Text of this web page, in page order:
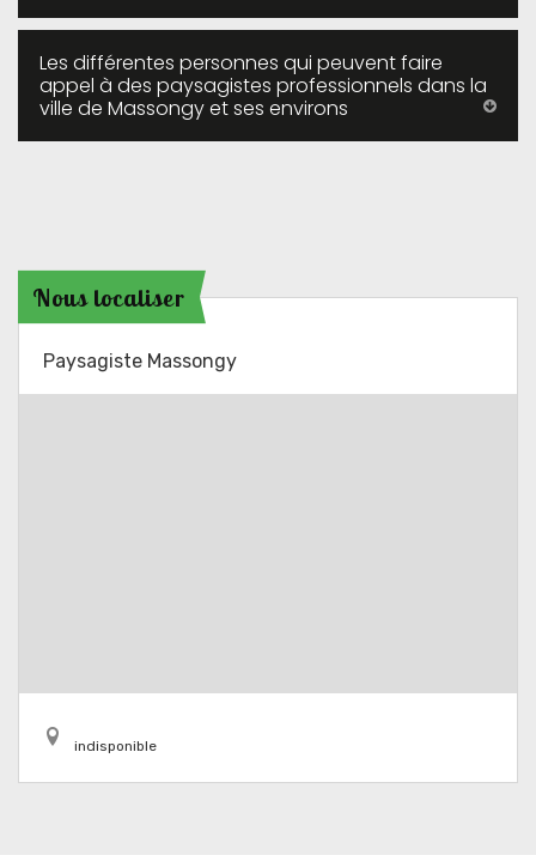
Les différentes personnes qui peuvent faire
appel à des paysagistes professionnels dans la
ville de Massongy et ses environs
Nous localiser
Paysagiste Massongy
indisponible